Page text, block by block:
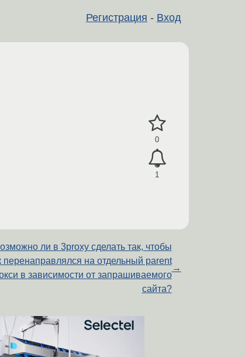
Регистрация - Вход
0
1
ли в 3proxy сделать так, чтобы
перенаправлялся на отдельный parent
в зависимости от запрашиваемого
сайта?
→